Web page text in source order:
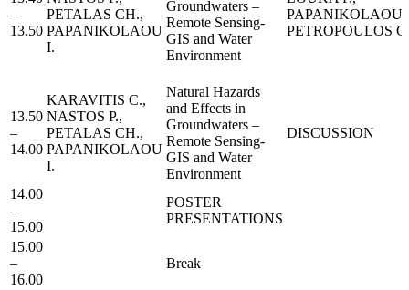
–
13.50
PETALAS CH.,
PAPANIKOLAOU
I.
Groundwaters –
Remote Sensing-
GIS and Water
Environment
PAPANIKOLAOU
PETROPOULOS
13.50
–
14.00
KARAVITIS C.,
NASTOS P.,
PETALAS CH.,
PAPANIKOLAOU
I.
Natural Hazards
and Effects in
Groundwaters –
Remote Sensing-
GIS and Water
Environment
DISCUSSION
14.00
–
15.00
POSTER
PRESENTATIONS
15.00
–
16.00
Break